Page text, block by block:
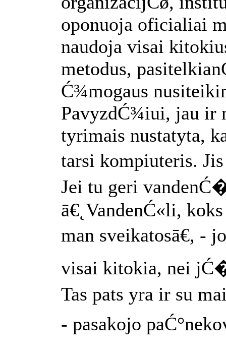
oponuoja oficialiai
naudoja visai
metodus,
Ć¾mogaus
PavyzdĆ¾iui, jau ir
tyrimais nustatyta,
tarsi kompiuteris.
Jei tu geri
ā€˛VandenĆ«li,
man sveikatosā€, -
visai kitokia, nei
Tas pats yra ir su
- pasakojo